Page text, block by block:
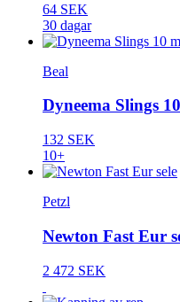
64 SEK
30 dagar
Beal
Dyneema Slings
132 SEK
10+
Petzl
Newton Fast Eur
2 472 SEK